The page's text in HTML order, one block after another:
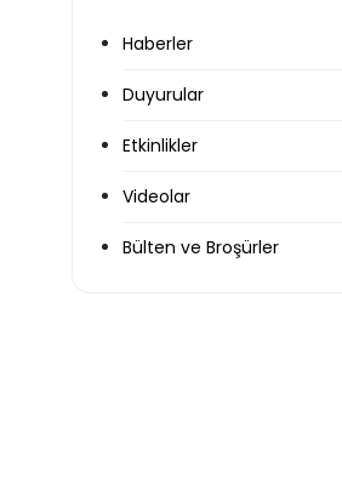
Haberler
Duyurular
Etkinlikler
Videolar
Bülten ve Broşürler